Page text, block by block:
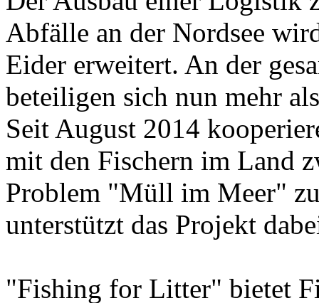
Abfälle an der Nordsee
Eider erweitert. An der
beteiligen sich nun mehr
Seit August 2014
mit den Fischern im Land
Problem "Müll im Meer"
unterstützt das Projekt
"Fishing for Litter" bietet